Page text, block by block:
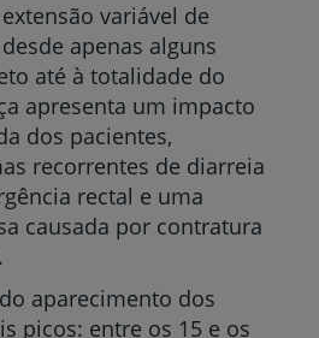
variável de
apenas alguns
até à totalidade do
apresenta um impacto
dos pacientes,
recorrentes de diarreia
rectal e uma
causada por contratura
aparecimento dos
picos: entre os 15 e os